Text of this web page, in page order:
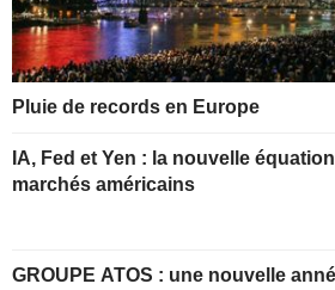
Pluie de records en Europe
IA, Fed et Yen : la nouvelle
marchés américains
GROUPE ATOS : une nouvelle année à